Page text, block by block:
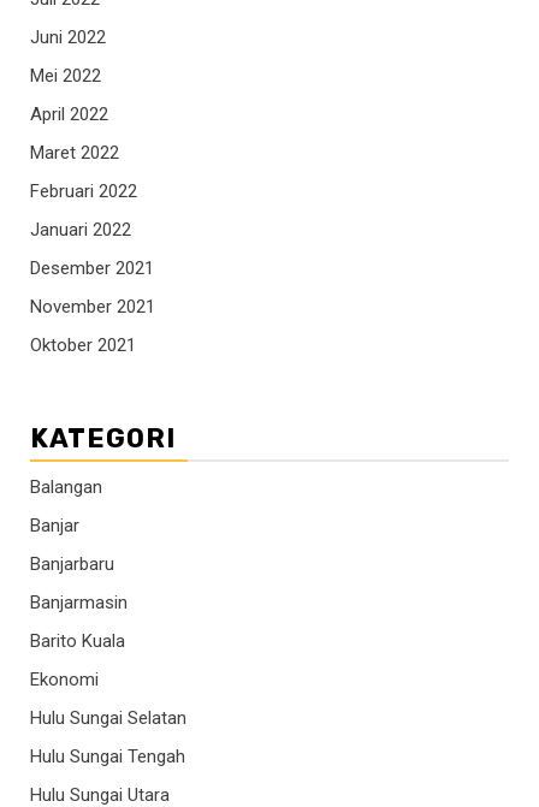
Juni 2022
Mei 2022
April 2022
Maret 2022
Februari 2022
Januari 2022
Desember 2021
November 2021
Oktober 2021
KATEGORI
Balangan
Banjar
Banjarbaru
Banjarmasin
Barito Kuala
Ekonomi
Hulu Sungai Selatan
Hulu Sungai Tengah
Hulu Sungai Utara